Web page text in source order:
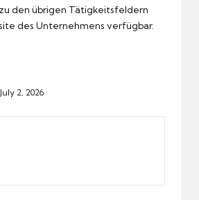
den übrigen Tätigkeitsfeldern
des Unternehmens verfügbar.
2, 2026